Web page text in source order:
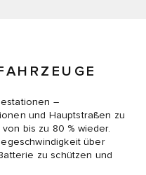
–
und Hauptstraßen zu
bis zu 80 % wieder.
über
zu schützen und